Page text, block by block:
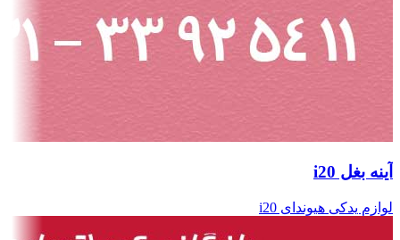
آینه بغل i20
لوازم یدکی هیوندای i20